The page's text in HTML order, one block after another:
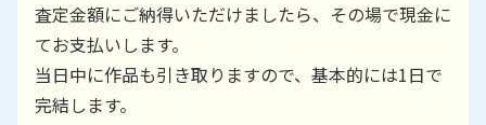
査定金額にご納得いただけましたら、その場で現金に
てお支払いします。
当日中に作品も引き取りますので、基本的には1日で
完結します。